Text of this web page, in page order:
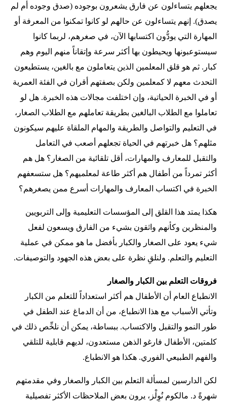
يجعلهم يتساءلون عن فارق يشعرون بوجوده (صدق وجوده أم لم
يصدق). إنهم يتساءلون عن حالهم لو كانوا تمكنوا من المعرفة أو
المهارة التي يودُّون اكتسابها الآن، في صغرهم، لربما كانوا
سيستوعبونها ويحيطون بها أكثر سرعة وإتقاناً منهم اليوم وهم
كبار. ثم هو قلق المعلمين الذين يتعاملون مع بالغين، يستطيعون
التحدث معهم لا كمعلمين ولكن بصفتهم أقران في الفئة العمرية
أو في الخبرة الحياتية، وإن اختلفت مجالات هذه الخبرة. هل لو
تعاملوا مع الطلاب البالغين بطريقة تعاملهم مع الطلاب الصغار،
في التعليم والتواصل والطريقة والمهام الملقاة عليهم سيكونون
مثلهم؟ هل خبرتهم في الحياة تجعلهم أصعب في التعامل
والتقبل للمعارف والمهارات، أقل تلقائية من الصغار؟ هل هم
أكثر تمرداً من أطفال هم أكثر طاعة لمعلميهم؟ هل ستسعفهم
الخبرة في اكتساب المعارف والمهارات أسرع ممن يصغرهم؟
هكذا يمتد هذا القلق إلى المؤسسات التعليمية وإلى التربويين
والمنظرين وكأنهم واثقون بشيء من الفارق ويسعون لفعل
شيء يعود على الصغار والكبار بأفضل ما هو ممكن في عملية
التعليم والتعلم. ولنلقِ نظرة على بعض هذه الجهود والتوصيفات.
فروقات التعلم بين الكبار والصغار
الانطباع العام أن الأطفال هم أكثر استعداداً للتعلم من الكبار
وتأتي الأسباب مع هذا الانطباع، من أن الدماغ عند الطفل في
طور النمو والتقبل والاكتساب. ببساطة، يمكن أن نلخِّص ذلك في
كلمتين، الأطفال فارغو الذهن مستعدون، لديهم قابلية للتلقي
والفهم الطبيعي الفوري. هكذا هو الانطباع.
لكن الدارسين لمسألة التعلم بين الكبار والصغار وفي مقدمتهم
شهرةً د. مالكوم نُوِلْز، يرون بعض الملاحظات الأكثر تفصيلية